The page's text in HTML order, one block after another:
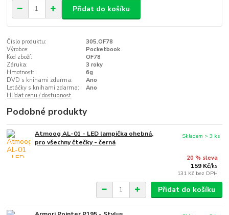
Přidat do košíku
Číslo produktu:
305.OF78
Výrobce:
Pocketbook
Kód zboží:
OF78
Záruka:
3 roky
Hmotnost:
6g
DVD s knihami zdarma:
Ano
Letáčky s knihami zdarma:
Ano
Hlídat cenu / dostupnost
Podobné produkty
Atmoog AL-01 - LED lampička ohebná,
pro všechny čtečky - černá
20 % sleva
159 Kč/ks
131 Kč bez DPH
Skladem > 3 ks
Přidat do košíku